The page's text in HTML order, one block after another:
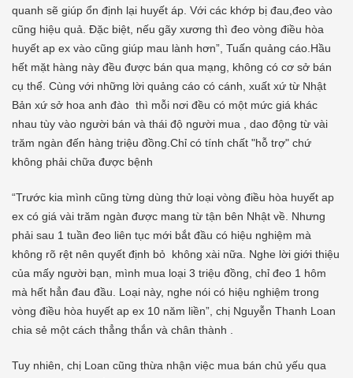
quanh sẽ giúp ổn định lại huyết áp. Với các khớp bị đau,đeo vào
cũng hiệu quả. Đặc biệt, nếu gãy xương thì đeo vòng điều hòa
huyết ap ex vào cũng giúp mau lành hơn”, Tuấn quảng cáo.Hầu
hết mặt hàng này đều được bán qua mạng, không có cơ sở bán
cụ thể. Cùng với những lời quảng cáo có cánh, xuất xứ từ Nhật
Bản xứ sở hoa anh đào thì mỗi nơi đều có một mức giá khác
nhau tùy vào người bán và thái độ người mua , dao động từ vài
trăm ngàn đến hàng triệu đồng.Chỉ có tính chất "hỗ trợ" chứ
không phải chữa được bệnh
“Trước kia mình cũng từng dùng thử loại vòng điều hòa huyết ap
ex có giá vài trăm ngàn được mang từ tận bên Nhật về. Nhưng
phải sau 1 tuần đeo liên tục mới bắt đầu có hiệu nghiệm mà
không rõ rệt nên quyết định bỏ không xài nữa. Nghe lời giới thiệu
của mấy người bạn, mình mua loại 3 triệu đồng, chỉ đeo 1 hôm
mà hết hẳn đau đầu. Loại này, nghe nói có hiệu nghiệm trong
vòng điều hòa huyết ap ex 10 năm liền”, chị Nguyễn Thanh Loan
chia sẻ một cách thẳng thắn và chân thành .
Tuy nhiên, chị Loan cũng thừa nhận việc mua bán chủ yếu qua